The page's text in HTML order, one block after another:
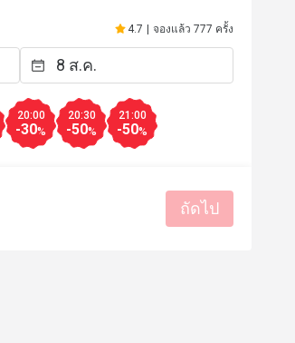
4.7 | จองแล้ว 777 ครั้ง
20:00
-30%
20:30
-50%
21:00
-50%
ถัดไป